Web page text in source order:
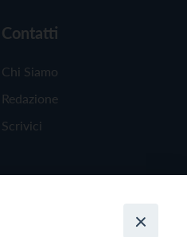
Contatti
Chi Siamo
Redazione
Scrivici